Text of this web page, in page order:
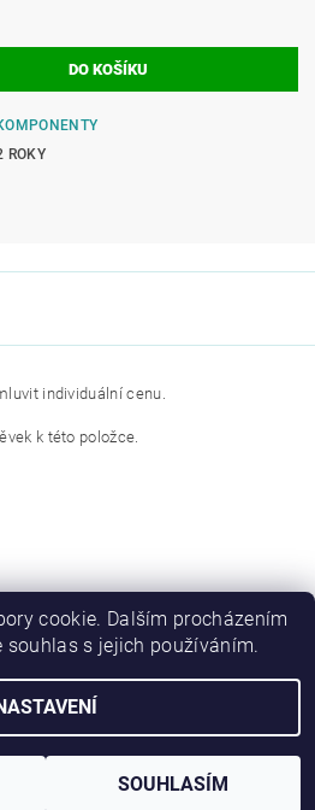
ROKY
individuální cenu.
k této položce.
díly Kvart-cz
vyhrazenaUpravit nastavení cookies
cookie. Dalším procházením
s jejich používáním.
SOUHLASÍM